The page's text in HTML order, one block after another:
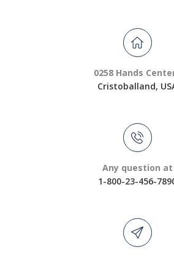
0258 Hands
Cristoballand,
Any question at
1-800-23-456-